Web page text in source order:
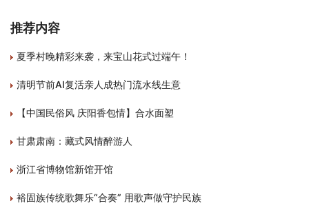
推荐内容
夏季村晚精彩来袭，来宝山花式过端午！
清明节前AI复活亲人成热门流水线生意
【中国民俗风 庆阳香包情】合水面塑
甘肃肃南：藏式风情醉游人
浙江省博物馆新馆开馆
裕固族传统歌舞乐“合奏” 用歌声做守护民族